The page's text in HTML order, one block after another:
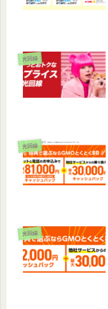
光回線
光回線
光回線